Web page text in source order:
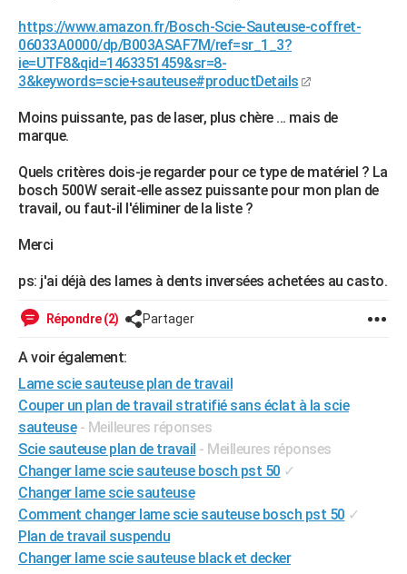
FORUM
Bricolage
Lifestyle
Culture
Sport
Auto
Television
Voyage
Cinema
https://www.amazon.fr/Bosch-Scie-Sauteuse-coffret-
06033A0000/dp/B003ASAF7M/ref=sr_1_3?
ie=UTF8&qid=1463351459&sr=8-
3&keywords=scie+sauteuse#productDetails
Moins puissante, pas de laser, plus chère ... mais de
marque.
Quels critères dois-je regarder pour ce type de matériel ? La
bosch 500W serait-elle assez puissante pour mon plan de
travail, ou faut-il l'éliminer de la liste ?
Merci
ps: j'ai déjà des lames à dents inversées achetées au casto.
Répondre (2) Partager
A voir également:
Lame scie sauteuse plan de travail
Couper un plan de travail stratifié sans éclat à la scie
sauteuse - Meilleures réponses
Scie sauteuse plan de travail - Meilleures réponses
Changer lame scie sauteuse bosch pst 50 ✓
Changer lame scie sauteuse
Comment changer lame scie sauteuse bosch pst 50 ✓
Plan de travail suspendu
Changer lame scie sauteuse black et decker